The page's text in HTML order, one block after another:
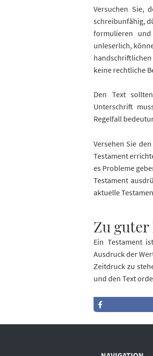
Versuchen Sie,
schreibunfähig,
formulieren
unleserlich,
keine rechtliche
Den Text
Unterschrift
Regelfall
Versehen Sie
Testament
es Probleme
Testament
aktuelle
Zu
Ein Testament
Ausdruck der
Zeitdruck zu
und den Text